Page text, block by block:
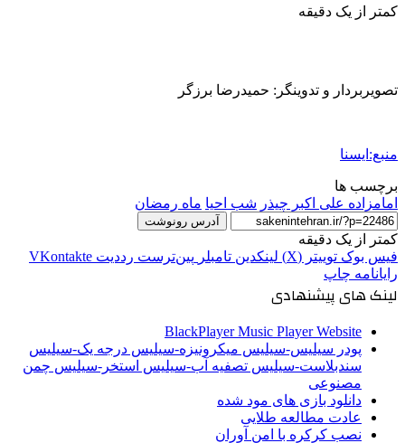
کمتر از یک دقیقه
تصویربردار و تدوینگر: حمیدرضا برزگر
منبع:ایسنا
برچسب ها
امامزاده علی اکبر چیذر شب احیا ماه رمضان
آدرس رونوشت
کمتر از یک دقیقه
فیس بوک توییتر (X) لینکدین ‫تامبلر ‫پین‌ترست ‫رددیت ‫VKontakte
رایانامه چاپ
لینک های پیشنهادی
BlackPlayer Music Player Website
پودر سیلیس-سیلیس میکرونیزه-سیلیس درجه یک-سیلیس
سندبلاست-سیلیس تصفیه آب-سیلیس استخر-سیلیس چمن
مصنوعی
دانلود بازی های مود شده
عادت مطالعه طلایی
نصب کرکره با امن آوران